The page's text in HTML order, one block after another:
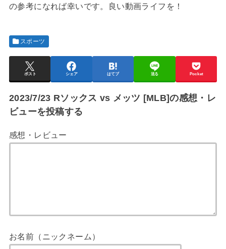
の参考になれば幸いです。良い動画ライフを！
スポーツ
ポスト シェア はてブ 送る Pocket
2023/7/23 Rソックス vs メッツ [MLB]の感想・レ
ビューを投稿する
感想・レビュー
お名前（ニックネーム）